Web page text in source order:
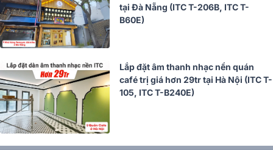
tại Đà Nẵng (ITC T-206B, ITC T-
B60E)
Lắp đặt âm thanh nhạc nền quán
café trị giá hơn 29tr tại Hà Nội (ITC T-
105, ITC T-B240E)